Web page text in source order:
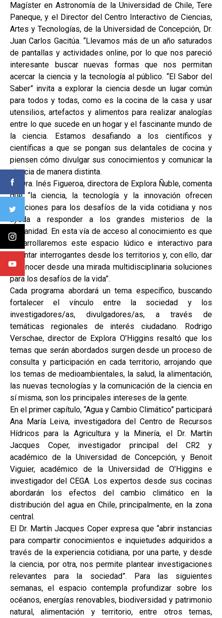
Magíster en Astronomía de la Universidad de Chile, Tere
Paneque, y el Director del Centro Interactivo de Ciencias,
Artes y Tecnologías, de la Universidad de Concepción, Dr.
Juan Carlos Gacitúa. “Llevamos más de un año saturados
de pantallas y actividades online, por lo que nos pareció
interesante buscar nuevas formas que nos permitan
acercar la ciencia y la tecnología al público. “El Sabor del
Saber” invita a explorar la ciencia desde un lugar común
para todos y todas, como es la cocina de la casa y usar
utensilios, artefactos y alimentos para realizar analogías
entre lo que sucede en un hogar y el fascinante mundo de
la ciencia. Estamos desafiando a los científicos y
científicas a que se pongan sus delantales de cocina y
piensen cómo divulgar sus conocimientos y comunicar la
ciencia de manera distinta.
La Dra. Inés Figueroa, directora de Explora Ñuble, comenta
que “la ciencia, la tecnología y la innovación ofrecen
soluciones para los desafíos de la vida cotidiana y nos
ayuda a responder a los grandes misterios de la
humanidad. En esta vía de acceso al conocimiento es que
desarrollaremos este espacio lúdico e interactivo para
levantar interrogantes desde los territorios y, con ello, dar
a conocer desde una mirada multidisciplinaria soluciones
para los desafíos de la vida”.
Cada programa abordará un tema específico, buscando
fortalecer el vínculo entre la sociedad y los
investigadores/as, divulgadores/as, a través de
temáticas regionales de interés ciudadano. Rodrigo
Verschae, director de Explora O’Higgins resaltó que los
temas que serán abordados surgen desde un proceso de
consulta y participación en cada territorio, arrojando que
los temas de medioambientales, la salud, la alimentación,
las nuevas tecnologías y la comunicación de la ciencia en
sí misma, son los principales intereses de la gente.
En el primer capítulo, “Agua y Cambio Climático” participará
Ana María Leiva, investigadora del Centro de Recursos
Hídricos para la Agricultura y la Minería, el Dr. Martín
Jacques Coper, investigador principal del CR2 y
académico de la Universidad de Concepción, y Benoit
Viguier, académico de la Universidad de O’Higgins e
investigador del CEGA. Los expertos desde sus cocinas
abordarán los efectos del cambio climático en la
distribución del agua en Chile, principalmente, en la zona
central.
El Dr. Martín Jacques Coper expresa que “abrir instancias
para compartir conocimientos e inquietudes adquiridos a
través de la experiencia cotidiana, por una parte, y desde
la ciencia, por otra, nos permite plantear investigaciones
relevantes para la sociedad”. Para las siguientes
semanas, el espacio contempla profundizar sobre los
océanos, energías renovables, biodiversidad y patrimonio
natural, alimentación y territorio, entre otros temas,